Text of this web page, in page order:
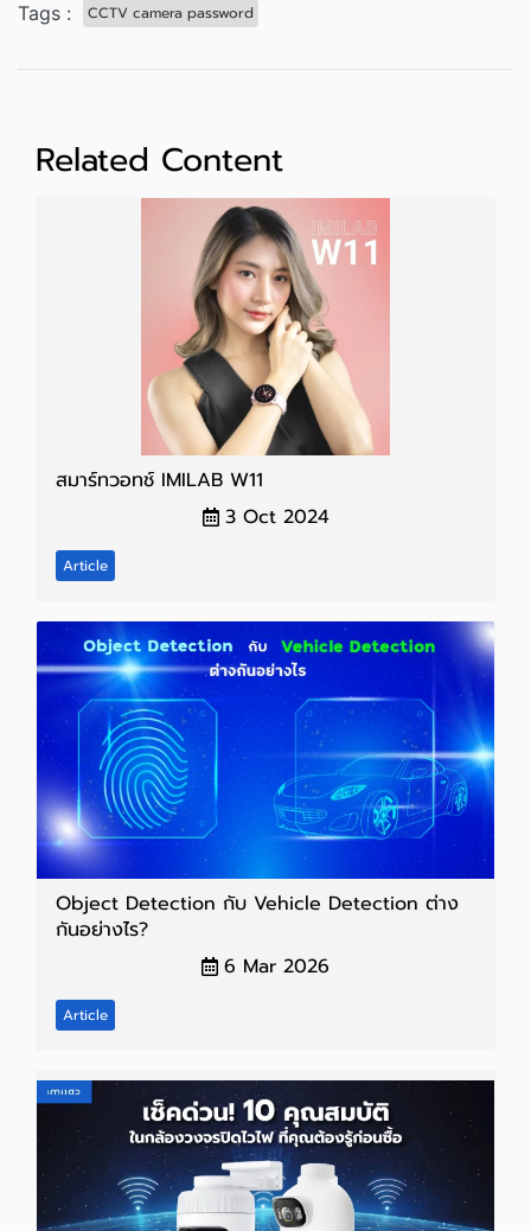
Tags : CCTV camera password
Related Content
สมาร์ทวอทช์ IMILAB W11
3 Oct 2024
Article
Object Detection กับ Vehicle Detection ต่าง
กันอย่างไร?
6 Mar 2026
Article